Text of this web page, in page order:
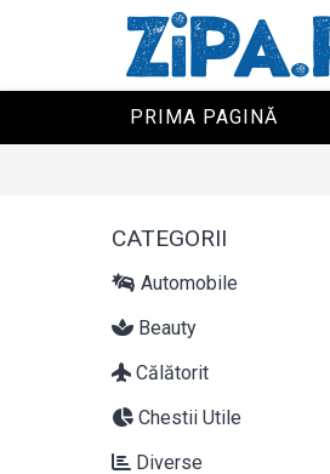
PRIMA PAGINĂ
CATEGORII
Automobile
Beauty
Călătorit
Chestii Utile
Diverse